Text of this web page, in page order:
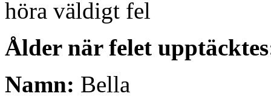
höra väldigt fel
Ålder när felet
Namn: Bella